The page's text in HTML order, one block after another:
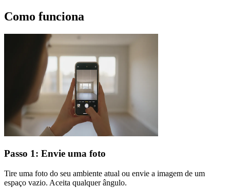
Como funciona
Passo 1: Envie uma foto
Tire uma foto do seu ambiente atual ou envie a imagem de um
espaço vazio. Aceita qualquer ângulo.